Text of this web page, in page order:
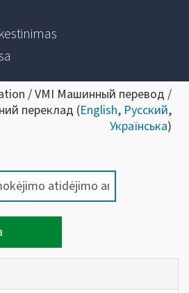
/ VMI Машинный перевод /
переклад (English, Русский,
Українська)